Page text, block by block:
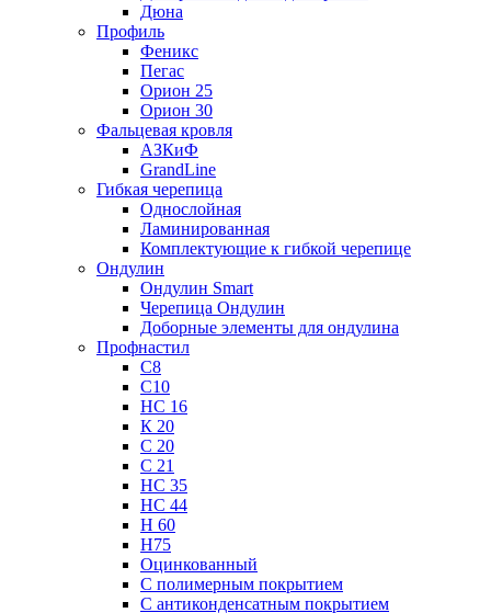
Дюна
Профиль
Феникс
Пегас
Орион 25
Орион 30
Фальцевая кровля
АЗКиФ
GrandLine
Гибкая черепица
Однослойная
Ламинированная
Комплектующие к гибкой черепице
Ондулин
Ондулин Smart
Черепица Ондулин
Доборные элементы для ондулина
Профнастил
С8
С10
НС 16
К 20
С 20
С 21
НС 35
НС 44
Н 60
Н75
Оцинкованный
С полимерным покрытием
С антиконденсатным покрытием